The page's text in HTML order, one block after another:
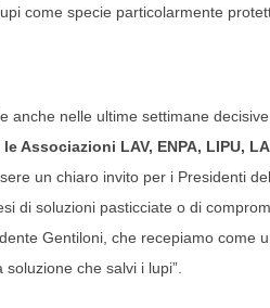
come specie particolarmente
anche nelle ultime settimane
Associazioni LAV, ENPA, LIPU,
un chiaro invito per i Presidenti
di soluzioni pasticciate o di
Gentiloni, che recepiamo come
che salvi i lupi”.